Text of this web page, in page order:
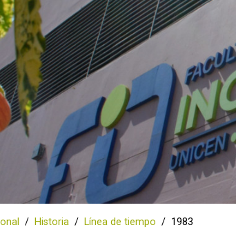
Intranet
Historia Línea de tiempo 1983